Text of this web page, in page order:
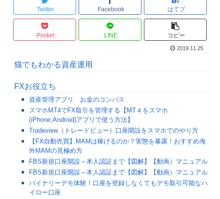
Twitter Facebook はてブ
Pocket LINE コピー
2019.11.25
猫でもわかる資産運用
FXお役立ち
資産管理アプリ お金のコンパス
スマホMT4でFX取引を管理する【MT４をスマホ
(iPhone,Android)アプリで使う方法】
Tradeview（トレードビュー）口座開設をスマホでのやり方
【FX自動売買】MAMは稼げるのか？実態を暴露！おすすめ海
外MAMの見極め方
FBS新規口座開設～本人認証まで【図解】【動画）マニュアル
FBS新規口座開設～本人認証まで【図解】【動画）マニュアル
バイナリーデモ体験！口座を登録しなくてもデモ取引可能なハ
イロー口座